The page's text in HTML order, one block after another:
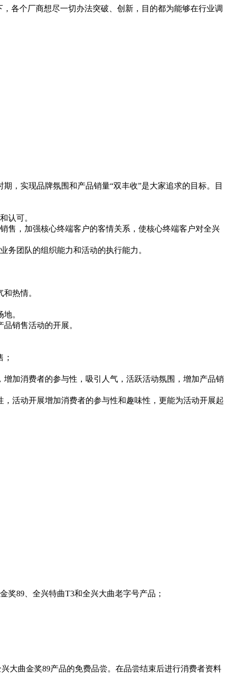
各个厂商想尽一切办法突破、创新，目的都为能够在行业调
实现品牌氛围和产品销量“双丰收”是大家追求的目标。目
认可。
，加强核心终端客户的客情关系，使核心终端客户对全兴
团队的组织能力和活动的执行能力。
热情。
。
销售活动的开展。
消费者的参与性，吸引人气，活跃活动氛围，增加产品销
活动开展增加消费者的参与性和趣味性，更能为活动开展起
89、全兴特曲T3和全兴大曲老字号产品；
曲金奖89产品的免费品尝。在品尝结束后进行消费者资料